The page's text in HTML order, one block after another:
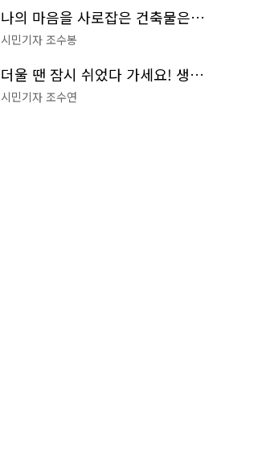
나의 마음을 사로잡은 건축물은? '서울시 건축상' 수상작 공개!
시민기자 조수봉
더울 땐 잠시 쉬었다 가세요! 생수 냉장고부터 해피소·무더위쉼터까지
시민기자 조수연